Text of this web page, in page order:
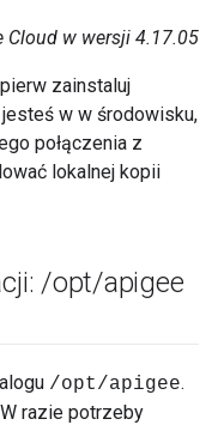
Cloud w wersji 4.17.05
zainstaluj
w w środowisku,
połączenia z
lokalnej kopii
/opt/apigee
/opt/apigee.
razie potrzeby